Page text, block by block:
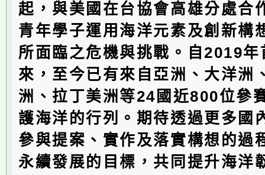
起，與美國在台協會高雄分處合
青年學子運用海洋元素及創新構
所面臨之危機與挑戰。自2019年
來，至今已有來自亞洲、大洋洲
洲、拉丁美洲等24國近800位參
護海洋的行列。期待透過更多國
參與提案、實作及落實構想的過
永續發展的目標，共同提升海洋